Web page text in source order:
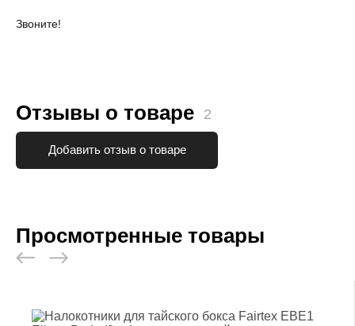
Звоните!
Отзывы о товаре 2
Добавить отзыв о товаре
Просмотренные товары